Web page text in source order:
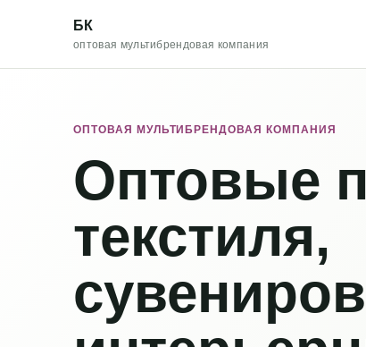
БК
оптовая мультибрендовая компания
ОПТОВАЯ МУЛЬТИБРЕНДОВАЯ КОМПАНИЯ
Оптовые
текстиля,